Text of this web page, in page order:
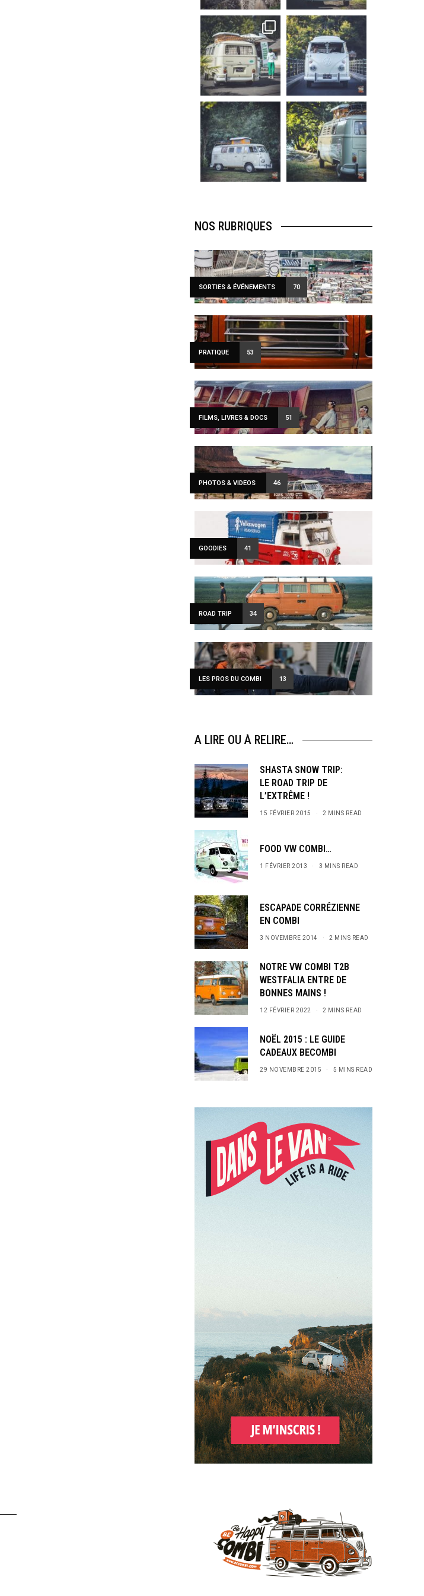
becombi
Sep 10
220
4
becombi
Août 10
177
becombi
Août 10
120
0
becombi
Août 10
108
0
NOS RUBRIQUES
SORTIES & ÉVÉNEMENTS 70
PRATIQUE 53
FILMS, LIVRES & DOCS 51
PHOTOS & VIDEOS 46
GOODIES 41
ROAD TRIP 34
LES PROS DU COMBI 13
A LIRE OU À RELIRE…
SHASTA SNOW TRIP:
LE ROAD TRIP DE
L’EXTRÊME !
15 FÉVRIER 2015 2 MINS READ
FOOD VW COMBI…
1 FÉVRIER 2013 3 MINS READ
ESCAPADE CORRÉZIENNE
EN COMBI
3 NOVEMBRE 2014 2 MINS READ
NOTRE VW COMBI T2B
WESTFALIA ENTRE DE
BONNES MAINS !
12 FÉVRIER 2022 2 MINS READ
NOËL 2015 : LE GUIDE
CADEAUX BECOMBI
29 NOVEMBRE 2015 5 MINS READ